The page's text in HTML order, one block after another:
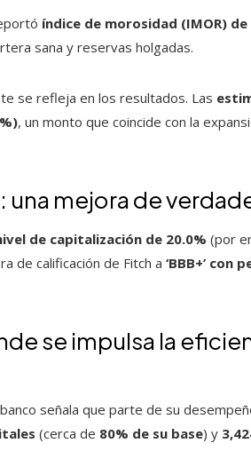
índice de morosidad (IMOR) de
sana y reservas holgadas.
se refleja en los resultados. Las
, un monto que coincide con la
mejora de
de capitalización de 20.0% (por
de calificación de Fitch a ‘BBB+’ con
se impulsa la
señala que parte de su
(cerca de 80% de su base) y